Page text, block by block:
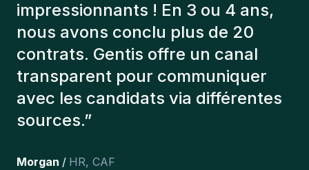
toujours tenu compte de plusieurs
éléments afin de nous présenter
les bons candidats. Les personnes
que l'on a recruté sont toujours là
et personnellement,je suis très
content des personnes qu’on a